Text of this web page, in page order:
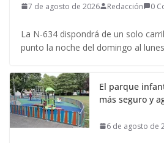
7 de agosto de 2026 Redacción 0
La N-634 dispondrá de un solo
punto la noche del domingo al
El parque
más seguro y
6 de agosto de